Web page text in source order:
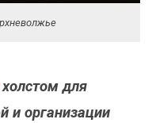
для
и организации